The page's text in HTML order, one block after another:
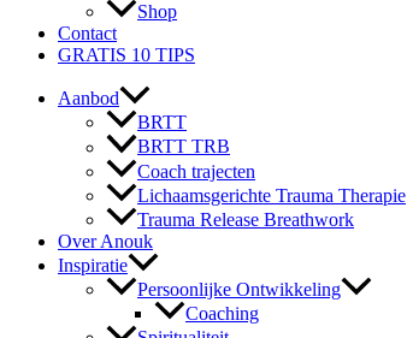
Shop
Contact
GRATIS 10 TIPS
Aanbod
BRTT
BRTT TRB
Coach trajecten
Lichaamsgerichte Trauma Therapie
Trauma Release Breathwork
Over Anouk
Inspiratie
Persoonlijke Ontwikkeling
Coaching